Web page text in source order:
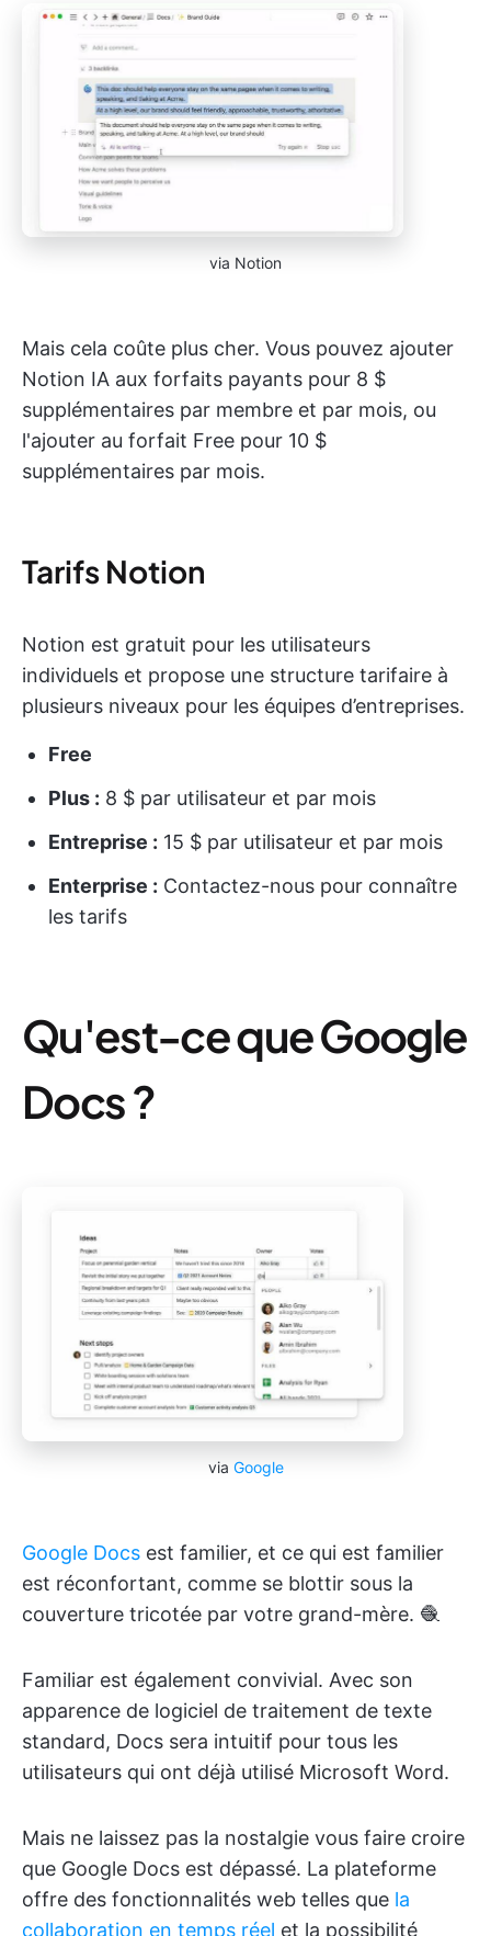
via Notion
Mais cela coûte plus cher. Vous pouvez ajouter
Notion IA aux forfaits payants pour 8 $
supplémentaires par membre et par mois, ou
l'ajouter au forfait Free pour 10 $
supplémentaires par mois.
Tarifs Notion
Notion est gratuit pour les utilisateurs
individuels et propose une structure tarifaire à
plusieurs niveaux pour les équipes d’entreprises.
Free
Plus : 8 $ par utilisateur et par mois
Entreprise : 15 $ par utilisateur et par mois
Enterprise : Contactez-nous pour connaître
les tarifs
Qu'est-ce que Google
Docs ?
via Google
Google Docs est familier, et ce qui est familier
est réconfortant, comme se blottir sous la
couverture tricotée par votre grand-mère. 🧶
Familiar est également convivial. Avec son
apparence de logiciel de traitement de texte
standard, Docs sera intuitif pour tous les
utilisateurs qui ont déjà utilisé Microsoft Word.
Mais ne laissez pas la nostalgie vous faire croire
que Google Docs est dépassé. La plateforme
offre des fonctionnalités web telles que la
collaboration en temps réel et la possibilité